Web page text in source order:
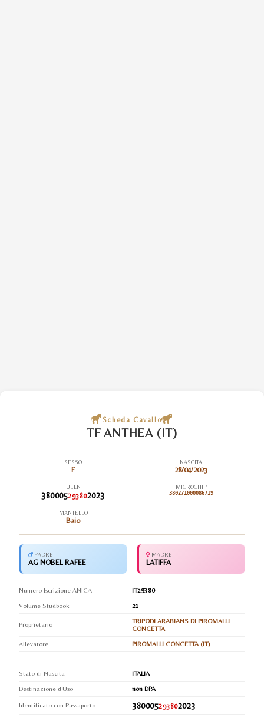
Scheda Cavallo
TF ANTHEA (IT)
SESSO
F
NASCITA
28/04/2023
UELN
380005293802023
MICROCHIP
380271000086719
MANTELLO
Baio
PADRE
AG NOBEL RAFEE
MADRE
LATIFFA
Numero Iscrizione ANICA
IT29380
Volume Studbook
21
Proprietario
TRIPODI ARABIANS DI PIROMALLI
CONCETTA
Allevatore
PIROMALLI CONCETTA (IT)
Stato di Nascita
ITALIA
Destinazione d'Uso
non DPA
Identificato con Passaporto 380005293802023